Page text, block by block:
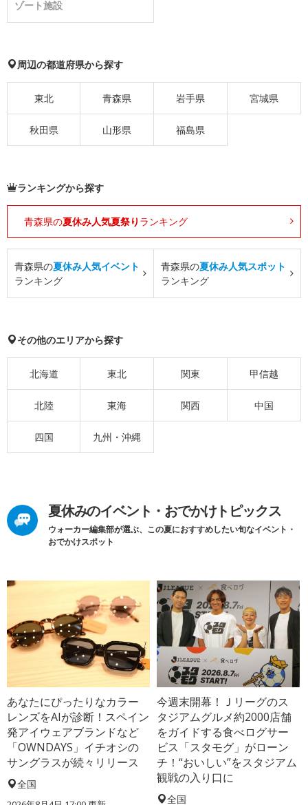
ゾート施設
周辺の都道府県から探す
東北 青森県 岩手県 宮城県
秋田県 山形県 福島県
ランキングから探す
青森県の夏休み人気夏祭り ランキング
青森県の夏休み人気イベント
ランキング
青森県の夏休み人気スポット
ランキング
その他のエリアから探す
北海道 東北 関東 甲信越
北陸 東海 関西 中国
四国 九州・沖縄
夏休みのイベント・おでかけトピックス
ウォーカー編集部が選ぶ、この夏におすすめしたい旬なイベント・
おでかけスポット
あなたにぴったりなカラー
レンズをAIが診断！スペイン
発アイウェアブランドなど
「OWNDAYS」イチオシの
サングラスが続々リリース
全国
今週末開幕！Ｊリーグのス
タジアムグルメ約2000店舗
をガイドする食べログサー
ビス「スタモグ」がローン
チ！“おいしい”をスタジアム
観戦の入り口に
全国